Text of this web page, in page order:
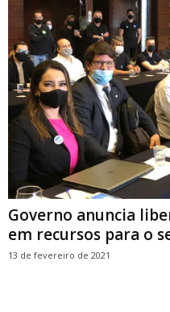
Governo anuncia
em recursos para o
13 de fevereiro de 2021